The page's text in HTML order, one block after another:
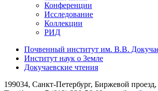
Конференции
Исследование
Коллекции
РИД
Почвенный институт им. В.В.
Институт наук о Земле
Докучаевские чтения
199034, Санкт-Петербург, Биржевой проезд,